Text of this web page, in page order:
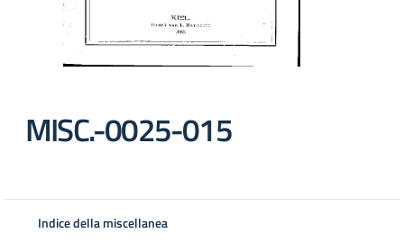
MISC.-0025-015
Indice della miscellanea